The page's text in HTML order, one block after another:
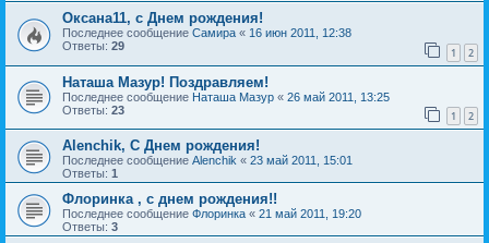
Оксана11, с Днем рождения!
Последнее сообщение Самира « 16 июн 2011, 12:38
Ответы: 29 1 2
Наташа Мазур! Поздравляем!
Последнее сообщение Наташа Мазур « 26 май 2011, 13:25
Ответы: 23 1 2
Alenchik, С Днем рождения!
Последнее сообщение Alenchik « 23 май 2011, 15:01
Ответы: 1
Флоринка , с днем рождения!!
Последнее сообщение Флоринка « 21 май 2011, 19:20
Ответы: 3